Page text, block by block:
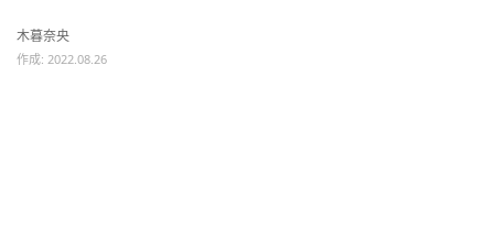
木暮奈央
作成: 2022.08.26